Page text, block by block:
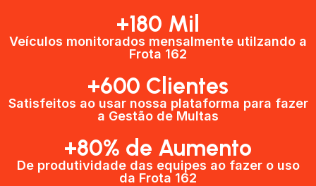
+180 Mil
Veículos monitorados mensalmente utilzando a
Frota 162
+600 Clientes​
Satisfeitos ao usar nossa plataforma para fazer
a Gestão de Multas​
+80% de Aumento
De produtividade das equipes ao fazer o uso
da Frota 162​